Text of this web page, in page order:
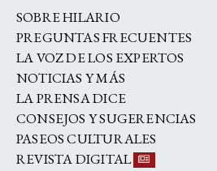
SOBRE HILARIO
PREGUNTAS FRECUENTES
LA VOZ DE LOS EXPERTOS
NOTICIAS Y MÁS
LA PRENSA DICE
CONSEJOS Y SUGERENCIAS
PASEOS CULTURALES
REVISTA DIGITAL